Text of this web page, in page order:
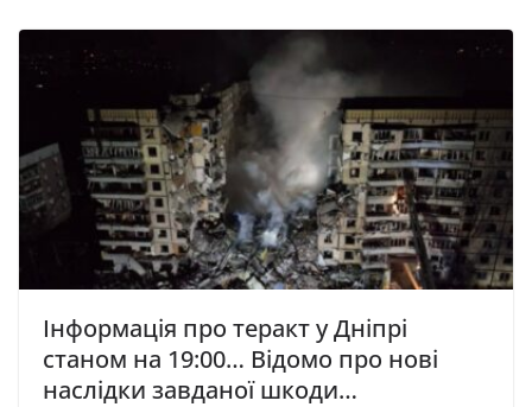
Інформація про теракт у Дніпрі
станом на 19:00… Відомо про нові
наслідки завданої шкоди…